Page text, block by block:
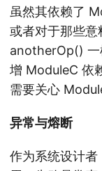
虽然其依赖了
或者对于那些意
anotherOp() 一
增 ModuleC 依
需要关心
异常与熔断
作为系统设计者